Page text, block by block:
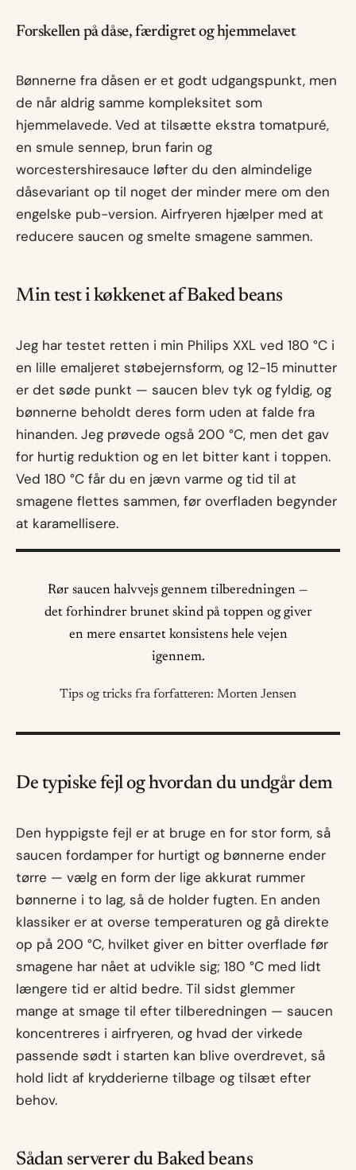
Forskellen på dåse, færdigret og hjemmelavet
Bønnerne fra dåsen er et godt udgangspunkt, men
de når aldrig samme kompleksitet som
hjemmelavede. Ved at tilsætte ekstra tomatpuré,
en smule sennep, brun farin og
worcestershiresauce løfter du den almindelige
dåsevariant op til noget der minder mere om den
engelske pub-version. Airfryeren hjælper med at
reducere saucen og smelte smagene sammen.
Min test i køkkenet af Baked beans
Jeg har testet retten i min Philips XXL ved 180 °C i
en lille emaljeret støbejernsform, og 12-15 minutter
er det søde punkt — saucen blev tyk og fyldig, og
bønnerne beholdt deres form uden at falde fra
hinanden. Jeg prøvede også 200 °C, men det gav
for hurtig reduktion og en let bitter kant i toppen.
Ved 180 °C får du en jævn varme og tid til at
smagene flettes sammen, før overfladen begynder
at karamellisere.
Rør saucen halvvejs gennem tilberedningen —
det forhindrer brunet skind på toppen og giver
en mere ensartet konsistens hele vejen
igennem.
Tips og tricks fra forfatteren: Morten Jensen
De typiske fejl og hvordan du undgår dem
Den hyppigste fejl er at bruge en for stor form, så
saucen fordamper for hurtigt og bønnerne ender
tørre — vælg en form der lige akkurat rummer
bønnerne i to lag, så de holder fugten. En anden
klassiker er at overse temperaturen og gå direkte
op på 200 °C, hvilket giver en bitter overflade før
smagene har nået at udvikle sig; 180 °C med lidt
længere tid er altid bedre. Til sidst glemmer
mange at smage til efter tilberedningen — saucen
koncentreres i airfryeren, og hvad der virkede
passende sødt i starten kan blive overdrevet, så
hold lidt af krydderierne tilbage og tilsæt efter
behov.
Sådan serverer du Baked beans